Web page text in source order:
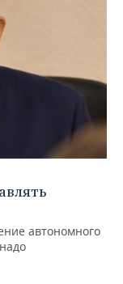
автономного